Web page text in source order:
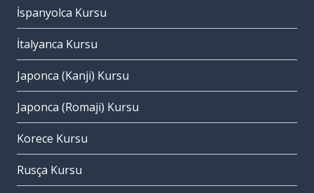
İspanyolca Kursu
İtalyanca Kursu
Japonca (Kanji) Kursu
Japonca (Romaji) Kursu
Korece Kursu
Rusça Kursu